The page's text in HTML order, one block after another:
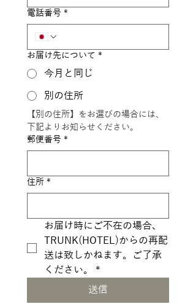
電話番号 *
お届け先について *
今月と同じ
別の住所
【別の住所】をお選びの場合には、
下記よりお知らせください。
郵便番号 *
住所 *
お届け時にご不在の場合、
TRUNK(HOTEL)からの再配
送は致しかねます。ご了承
ください。
*
送信